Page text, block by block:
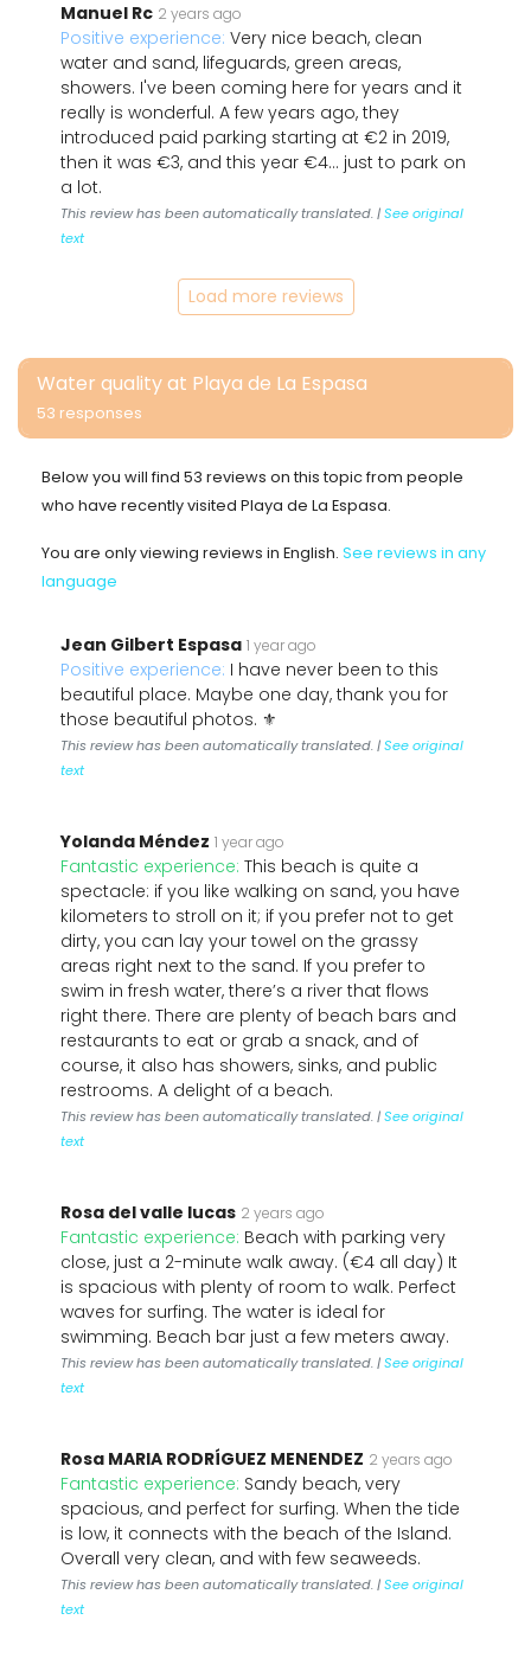
Manuel Rc 2 years ago
Positive experience: Very nice beach, clean
water and sand, lifeguards, green areas,
showers. I've been coming here for years and it
really is wonderful. A few years ago, they
introduced paid parking starting at €2 in 2019,
then it was €3, and this year €4... just to park on
a lot.
This review has been automatically translated. |See original
text
Load more reviews
Water quality at Playa de La Espasa
53 responses
Below you will find 53 reviews on this topic from people
who have recently visited Playa de La Espasa.
You are only viewing reviews in English. See reviews in any
language
Jean Gilbert Espasa 1 year ago
Positive experience: I have never been to this
beautiful place. Maybe one day, thank you for
those beautiful photos. ⚜️
This review has been automatically translated. |See original
text
Yolanda Méndez 1 year ago
Fantastic experience: This beach is quite a
spectacle: if you like walking on sand, you have
kilometers to stroll on it; if you prefer not to get
dirty, you can lay your towel on the grassy
areas right next to the sand. If you prefer to
swim in fresh water, there’s a river that flows
right there. There are plenty of beach bars and
restaurants to eat or grab a snack, and of
course, it also has showers, sinks, and public
restrooms. A delight of a beach.
This review has been automatically translated. |See original
text
Rosa del valle lucas 2 years ago
Fantastic experience: Beach with parking very
close, just a 2-minute walk away. (€4 all day) It
is spacious with plenty of room to walk. Perfect
waves for surfing. The water is ideal for
swimming. Beach bar just a few meters away.
This review has been automatically translated. |See original
text
Rosa MARIA RODRÍGUEZ MENENDEZ 2 years ago
Fantastic experience: Sandy beach, very
spacious, and perfect for surfing. When the tide
is low, it connects with the beach of the Island.
Overall very clean, and with few seaweeds.
This review has been automatically translated. |See original
text